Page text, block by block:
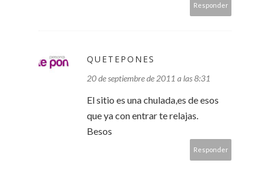
Responder
QUETEPONES
20 de septiembre de 2011 a las 8:31
El sitio es una chulada,es de esos
que ya con entrar te relajas.
Besos
Responder